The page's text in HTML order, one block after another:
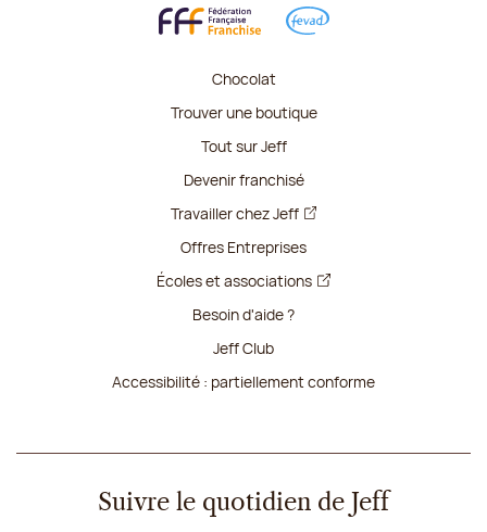
Chocolat
Trouver une boutique
Tout sur Jeff
Devenir franchisé
Travailler chez Jeff
Offres Entreprises
Écoles et associations
Besoin d'aide ?
Jeff Club
Accessibilité : partiellement conforme
Suivre le quotidien de Jeff